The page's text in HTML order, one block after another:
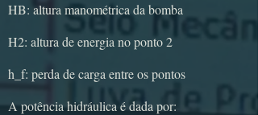
HB: altura manométrica da bomba
H2: altura de energia no ponto 2
h_f: perda de carga entre os pontos
A potência hidráulica é dada por: